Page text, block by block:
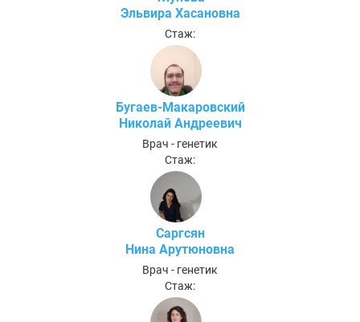
Эльвира Хасановна
Стаж:
Бугаев-Макаровский
Николай Андреевич
Врач - генетик
Стаж:
Саргсян
Нина Арутюновна
Врач - генетик
Стаж: